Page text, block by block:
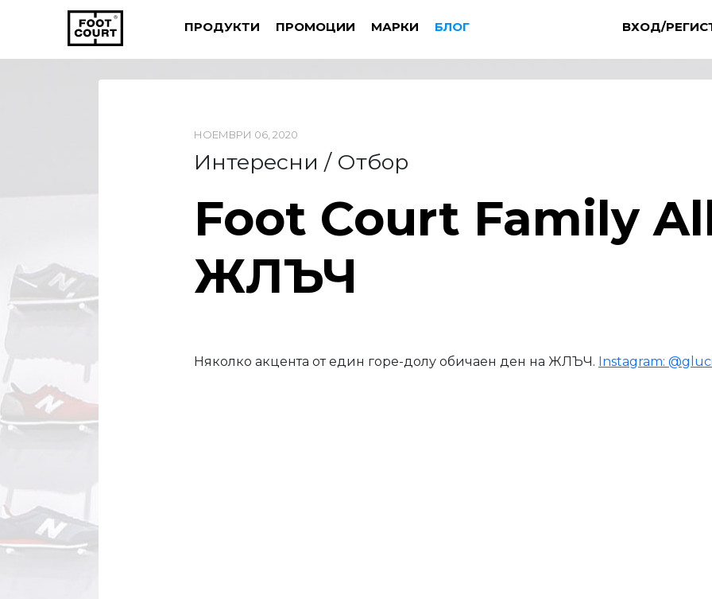
ПРОДУКТИ ПРОМОЦИИ МАРКИ БЛОГ ВХОД/
НОЕМВРИ 06, 2020
Интересни / Отбор
Foot Court Family
ЖЛЪЧ
Няколко акцента от един горе-долу обичаен ден на ЖЛЪЧ. Instagram: